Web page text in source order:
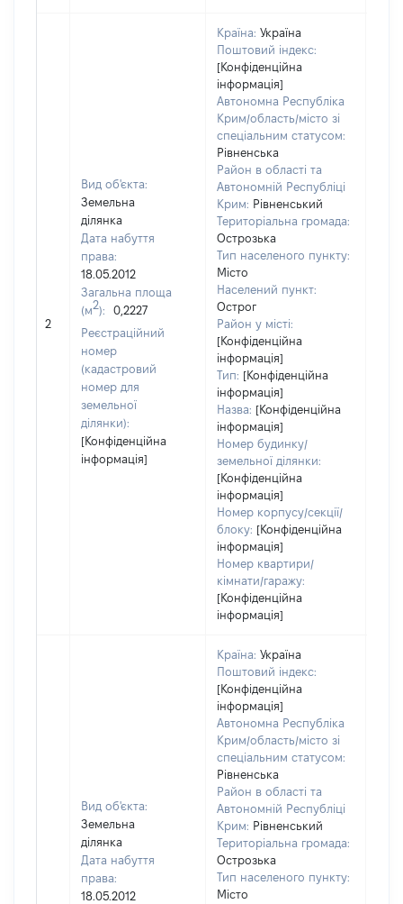
2
Вид об'єкта:
Земельна
ділянка
Дата набуття
права:
18.05.2012
Загальна площа
(м2):
0,2227
Реєстраційний
номер
(кадастровий
номер для
земельної
ділянки):
[Конфіденційна
інформація]
Країна: Україна
Поштовий індекс:
[Конфіденційна
інформація]
Автономна Республіка
Крим/область/місто зі
спеціальним статусом:
Рівненська
Район в області та
Автономній Республіці
Крим: Рівненський
Територіальна громада:
Острозька
Тип населеного пункту:
Місто
Населений пункт:
Острог
Район у місті:
[Конфіденційна
інформація]
Тип: [Конфіденційна
інформація]
Назва: [Конфіденційна
інформація]
Номер будинку/
земельної ділянки:
[Конфіденційна
інформація]
Номер корпусу/секції/
блоку: [Конфіденційна
інформація]
Номер квартири/
кімнати/гаражу:
[Конфіденційна
інформація]
Вид об'єкта:
Земельна
ділянка
Дата набуття
права:
18.05.2012
Країна: Україна
Поштовий індекс:
[Конфіденційна
інформація]
Автономна Республіка
Крим/область/місто зі
спеціальним статусом:
Рівненська
Район в області та
Автономній Республіці
Крим: Рівненський
Територіальна громада:
Острозька
Тип населеного пункту:
Місто